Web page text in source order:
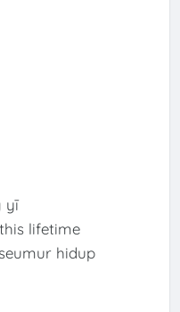
yī
lifetime
hidup